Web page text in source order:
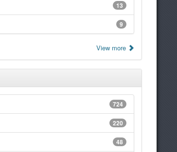
13
9
View more
724
220
48